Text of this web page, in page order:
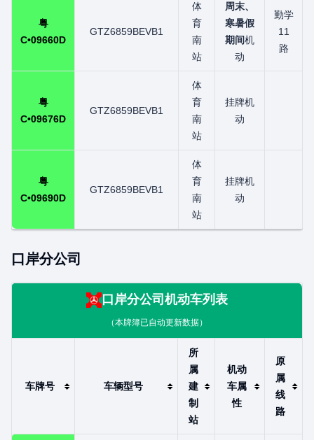
粤
C•09660D
GTZ6859BEVB1
体
育
南
站
周末、
寒暑假
期间机
动
勤学
11
路
粤
C•09676D
GTZ6859BEVB1
体
育
南
站
挂牌机
动
粤
C•09690D
GTZ6859BEVB1
体
育
南
站
挂牌机
动
口岸分公司
口岸分公司 机动车列表
（本牌簿已自动更新数据）
车牌号 车辆型号
所
属
建
制
站
机动
车属
性
原
属
线
路